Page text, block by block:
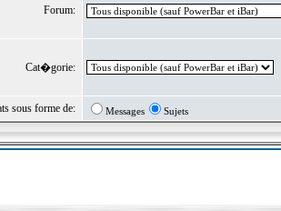
Forum:
Cat�gorie:
sous forme de: Messages Sujets